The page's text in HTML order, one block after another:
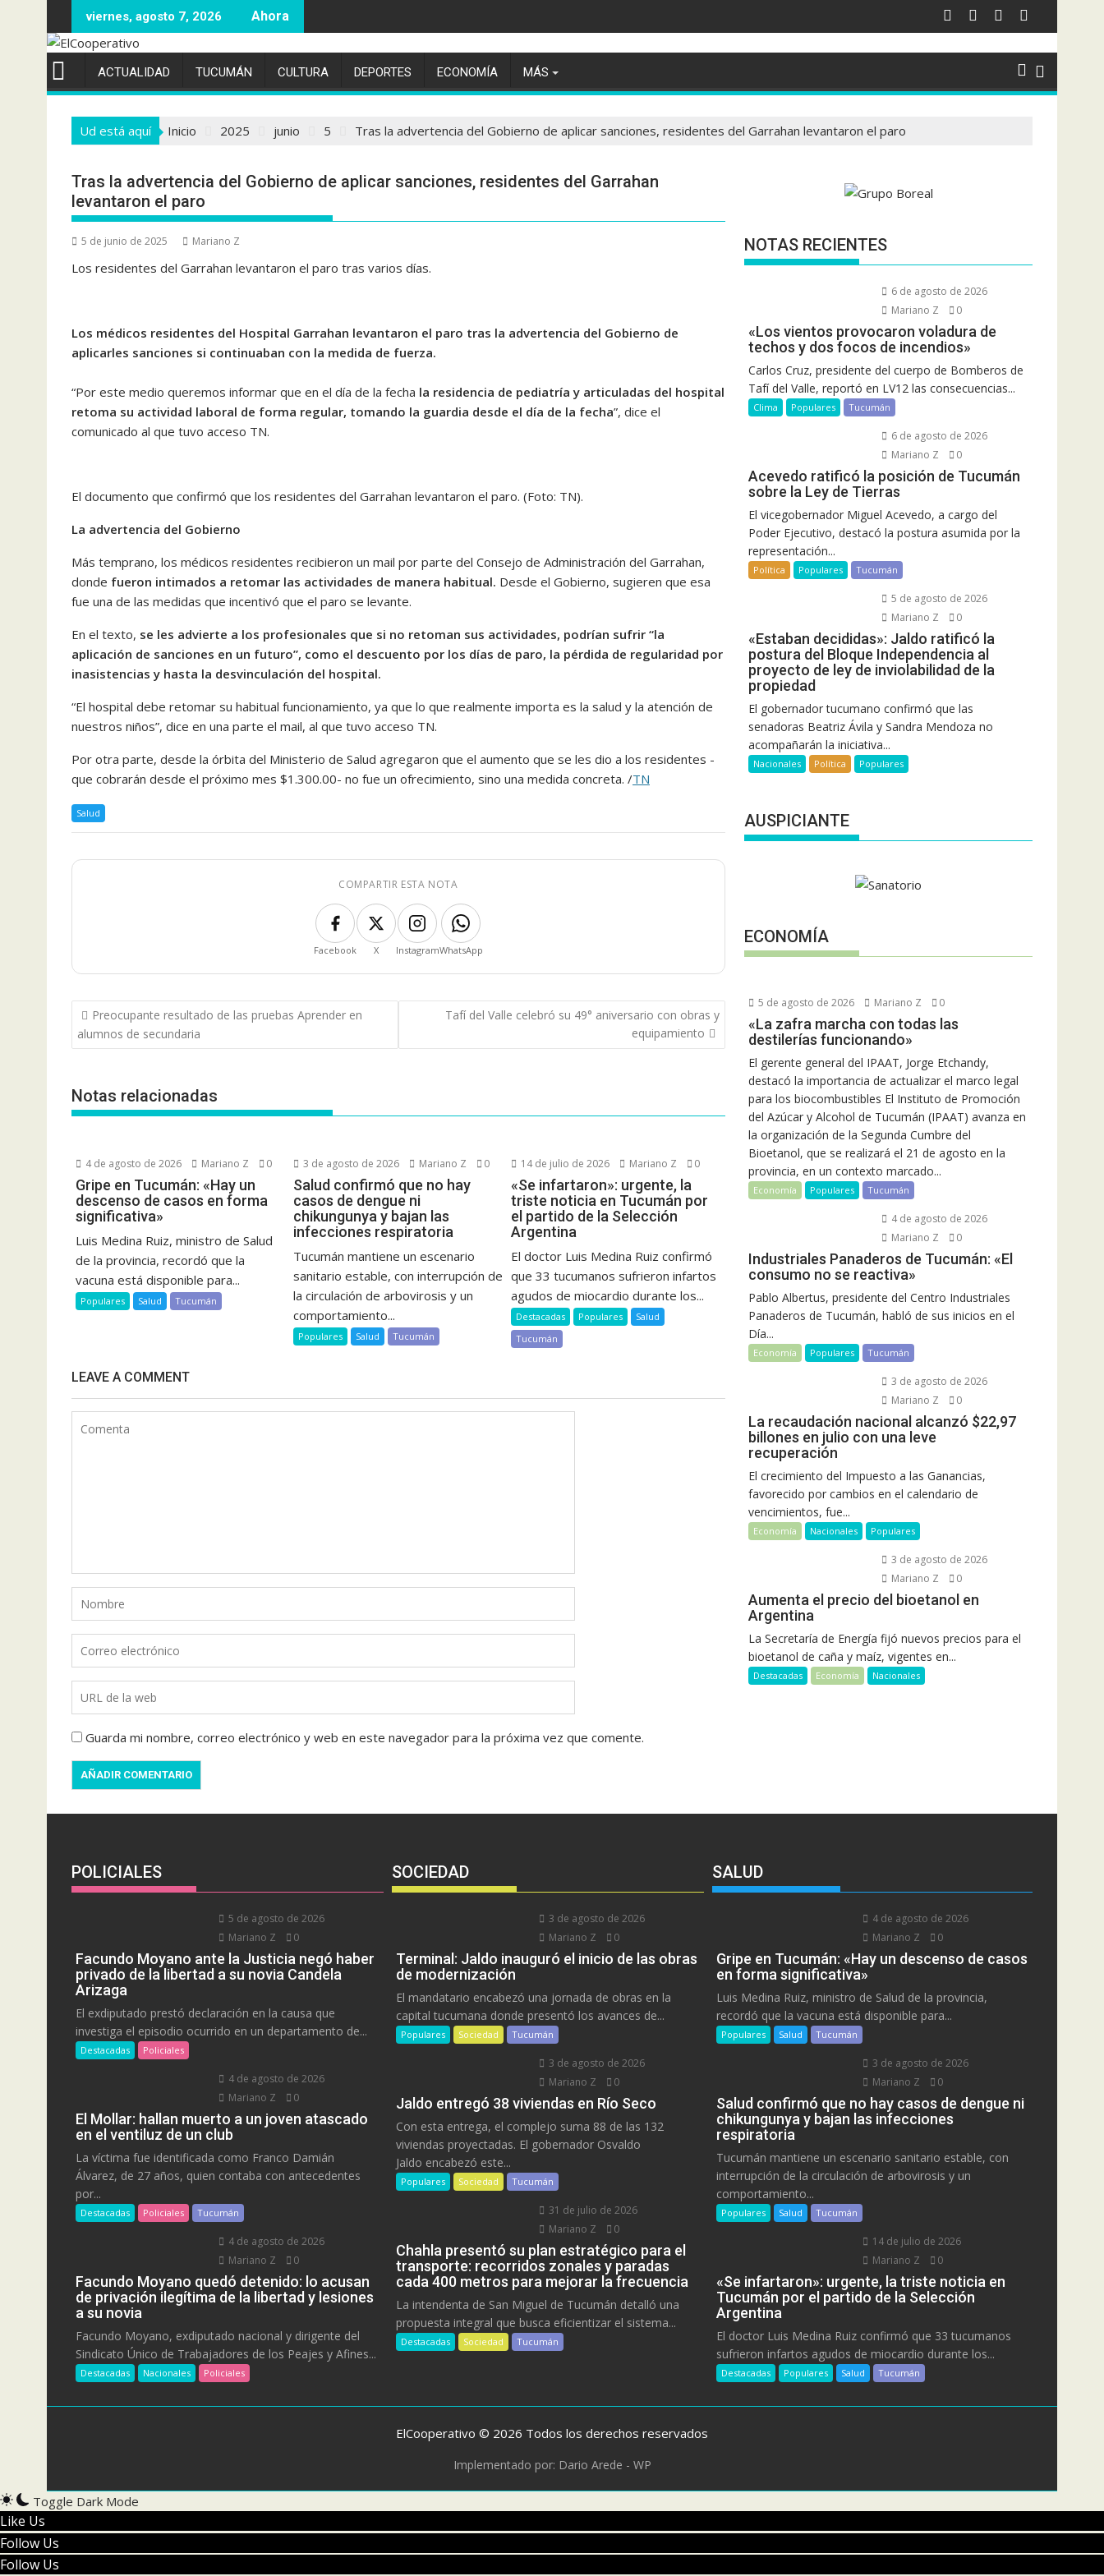
al
contenido
viernes, agosto 7, 2026
ACTUALIDAD TUCUMÁN CULTURA DEPORTES ECONOMÍA MÁS
Ud está aquí Inicio 2025 junio 5 Tras la advertencia del Gobierno de aplicar sanciones, residentes del Garrahan levantaron el paro
Tras la advertencia del Gobierno de aplicar sanciones, residentes del Garrahan
levantaron el paro
5 de junio de 2025 Mariano Z
Los residentes del Garrahan levantaron el paro tras varios días.
Los médicos residentes del Hospital Garrahan levantaron el paro tras la advertencia del Gobierno de
aplicarles sanciones si continuaban con la medida de fuerza.
“Por este medio queremos informar que en el día de la fecha la residencia de pediatría y articuladas del hospital
retoma su actividad laboral de forma regular, tomando la guardia desde el día de la fecha”, dice el
comunicado al que tuvo acceso TN.
El documento que confirmó que los residentes del Garrahan levantaron el paro. (Foto: TN).
La advertencia del Gobierno
Más temprano, los médicos residentes recibieron un mail por parte del Consejo de Administración del Garrahan,
donde fueron intimados a retomar las actividades de manera habitual. Desde el Gobierno, sugieren que esa
fue una de las medidas que incentivó que el paro se levante.
En el texto, se les advierte a los profesionales que si no retoman sus actividades, podrían sufrir “la
aplicación de sanciones en un futuro”, como el descuento por los días de paro, la pérdida de regularidad por
inasistencias y hasta la desvinculación del hospital.
“El hospital debe retomar su habitual funcionamiento, ya que lo que realmente importa es la salud y la atención de
nuestros niños”, dice en una parte el mail, al que tuvo acceso TN.
Por otra parte, desde la órbita del Ministerio de Salud agregaron que el aumento que se les dio a los residentes -
que cobrarán desde el próximo mes $1.300.00- no fue un ofrecimiento, sino una medida concreta. /TN
Salud
COMPARTIR ESTA NOTA
Facebook X InstagramWhatsApp
Navegación
de
entradas
Preocupante resultado de las pruebas Aprender en
alumnos de secundaria
Tafí del Valle celebró su 49° aniversario con obras y
equipamiento
Notas relacionadas
4 de agosto de 2026 Mariano Z 0
Gripe en Tucumán: «Hay un
descenso de casos en forma
significativa»
Luis Medina Ruiz, ministro de Salud
de la provincia, recordó que la
vacuna está disponible para...
Populares Salud Tucumán
3 de agosto de 2026 Mariano Z 0
Salud confirmó que no hay
casos de dengue ni
chikungunya y bajan las
infecciones respiratoria
Tucumán mantiene un escenario
sanitario estable, con interrupción de
la circulación de arbovirosis y un
comportamiento...
Populares Salud Tucumán
14 de julio de 2026 Mariano Z 0
«Se infartaron»: urgente, la
triste noticia en Tucumán por
el partido de la Selección
Argentina
El doctor Luis Medina Ruiz confirmó
que 33 tucumanos sufrieron infartos
agudos de miocardio durante los...
Destacadas Populares
Salud
Tucumán
LEAVE A COMMENT
Guarda mi nombre, correo electrónico y web en este navegador para la próxima vez que comente.
NOTAS RECIENTES
6 de agosto de 2026
Mariano Z
0
«Los vientos provocaron voladura de
techos y dos focos de incendios»
Carlos Cruz, presidente del cuerpo de Bomberos de
Tafí del Valle, reportó en LV12 las consecuencias...
Clima Populares Tucumán
6 de agosto de 2026
Mariano Z
0
Acevedo ratificó la posición de Tucumán
sobre la Ley de Tierras
El vicegobernador Miguel Acevedo, a cargo del
Poder Ejecutivo, destacó la postura asumida por la
representación...
Política Populares Tucumán
5 de agosto de 2026
Mariano Z
0
«Estaban decididas»: Jaldo ratificó la
postura del Bloque Independencia al
proyecto de ley de inviolabilidad de la
propiedad
El gobernador tucumano confirmó que las
senadoras Beatriz Ávila y Sandra Mendoza no
acompañarán la iniciativa...
Nacionales Política Populares
AUSPICIANTE
ECONOMÍA
5 de agosto de 2026 Mariano Z 0
«La zafra marcha con todas las
destilerías funcionando»
El gerente general del IPAAT, Jorge Etchandy,
destacó la importancia de actualizar el marco legal
para los biocombustibles El Instituto de Promoción
del Azúcar y Alcohol de Tucumán (IPAAT) avanza en
la organización de la Segunda Cumbre del
Bioetanol, que se realizará el 21 de agosto en la
provincia, en un contexto marcado...
Economía Populares Tucumán
4 de agosto de 2026
Mariano Z
0
Industriales Panaderos de Tucumán: «El
consumo no se reactiva»
Pablo Albertus, presidente del Centro Industriales
Panaderos de Tucumán, habló de sus inicios en el
Día...
Economía Populares Tucumán
3 de agosto de 2026
Mariano Z
0
La recaudación nacional alcanzó $22,97
billones en julio con una leve
recuperación
El crecimiento del Impuesto a las Ganancias,
favorecido por cambios en el calendario de
vencimientos, fue...
Economía Nacionales Populares
3 de agosto de 2026
Mariano Z
0
Aumenta el precio del bioetanol en
Argentina
La Secretaría de Energía fijó nuevos precios para el
bioetanol de caña y maíz, vigentes en...
Destacadas Economía Nacionales
POLICIALES
5 de agosto de 2026
Mariano Z
0
Facundo Moyano ante la Justicia negó haber
privado de la libertad a su novia Candela
Arizaga
El exdiputado prestó declaración en la causa que
investiga el episodio ocurrido en un departamento de...
Destacadas Policiales
4 de agosto de 2026
Mariano Z
0
El Mollar: hallan muerto a un joven atascado
en el ventiluz de un club
La víctima fue identificada como Franco Damián
Álvarez, de 27 años, quien contaba con antecedentes
por...
Destacadas Policiales Tucumán
4 de agosto de 2026
Mariano Z
0
Facundo Moyano quedó detenido: lo acusan
de privación ilegítima de la libertad y lesiones
a su novia
Facundo Moyano, exdiputado nacional y dirigente del
Sindicato Único de Trabajadores de los Peajes y Afines...
Destacadas Nacionales Policiales
SOCIEDAD
3 de agosto de 2026
Mariano Z
0
Terminal: Jaldo inauguró el inicio de las obras
de modernización
El mandatario encabezó una jornada de obras en la
capital tucumana donde presentó los avances de...
Populares Sociedad Tucumán
3 de agosto de 2026
Mariano Z
0
Jaldo entregó 38 viviendas en Río Seco
Con esta entrega, el complejo suma 88 de las 132
viviendas proyectadas. El gobernador Osvaldo
Jaldo encabezó este...
Populares Sociedad Tucumán
31 de julio de 2026
Mariano Z
0
Chahla presentó su plan estratégico para el
transporte: recorridos zonales y paradas
cada 400 metros para mejorar la frecuencia
La intendenta de San Miguel de Tucumán detalló una
propuesta integral que busca eficientizar el sistema...
Destacadas Sociedad Tucumán
SALUD
4 de agosto de 2026
Mariano Z
0
Gripe en Tucumán: «Hay un descenso de casos
en forma significativa»
Luis Medina Ruiz, ministro de Salud de la provincia,
recordó que la vacuna está disponible para...
Populares Salud Tucumán
3 de agosto de 2026
Mariano Z
0
Salud confirmó que no hay casos de dengue ni
chikungunya y bajan las infecciones
respiratoria
Tucumán mantiene un escenario sanitario estable, con
interrupción de la circulación de arbovirosis y un
comportamiento...
Populares Salud Tucumán
14 de julio de 2026
Mariano Z
0
«Se infartaron»: urgente, la triste noticia en
Tucumán por el partido de la Selección
Argentina
El doctor Luis Medina Ruiz confirmó que 33 tucumanos
sufrieron infartos agudos de miocardio durante los...
Destacadas Populares Salud Tucumán
ElCooperativo © 2026 Todos los derechos reservados
Toggle Dark Mode
Like Us
Follow Us
Follow Us